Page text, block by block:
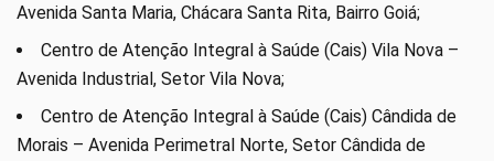
Avenida Santa Maria, Chácara Santa Rita, Bairro Goiá;
Centro de Atenção Integral à Saúde (Cais) Vila Nova –
Avenida Industrial, Setor Vila Nova;
Centro de Atenção Integral à Saúde (Cais) Cândida de
Morais – Avenida Perimetral Norte, Setor Cândida de